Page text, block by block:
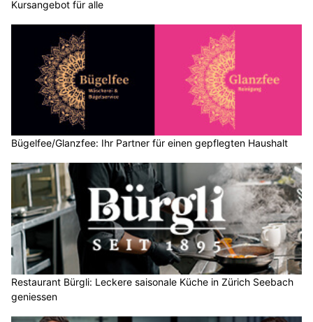
Kursangebot für alle
Bügelfee/Glanzfee: Ihr Partner für einen gepflegten Haushalt
Restaurant Bürgli: Leckere saisonale Küche in Zürich Seebach
geniessen